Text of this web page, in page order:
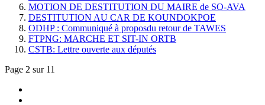
MOTION DE DESTITUTION DU MAIRE de SO-AVA
DESTITUTION AU CAR DE KOUNDOKPOE
ODHP : Communiqué à proposdu retour de TAWES
FTPNG: MARCHE ET SIT-IN ORTB
CSTB: Lettre ouverte aux députés
Page 2 sur 11